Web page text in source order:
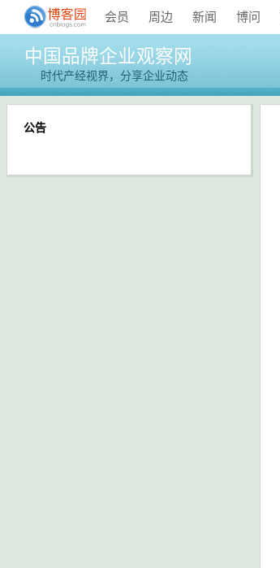
会员 周边 新闻 博问
中国品牌企业观察网
时代产经视界，分享企业动态
公告